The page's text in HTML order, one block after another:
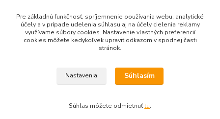
strana z 1
Upravit sběr cookies.
Pre základnú funkčnosť, spríjemnenie používania webu, analytické
účely a v prípade udelenia súhlasu aj na účely cielenia reklamy
využívame súbory cookies. Nastavenie vlastných preferencií
cookies môžete kedykoľvek upraviť odkazom v spodnej časti
stránok.
Nastavenia Súhlasím
Súhlas môžete odmietnuťtu.